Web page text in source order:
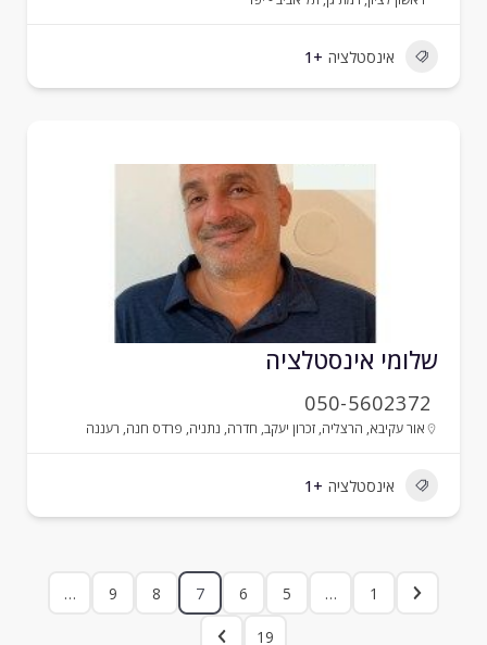
אינסטלציה +1
אינסטלציה
050-5602372
אור עקיבא,הרצליה,זכרון יעקב ,חדרה,נתניה,פרדס חנה,רעננה
אינסטלציה +1